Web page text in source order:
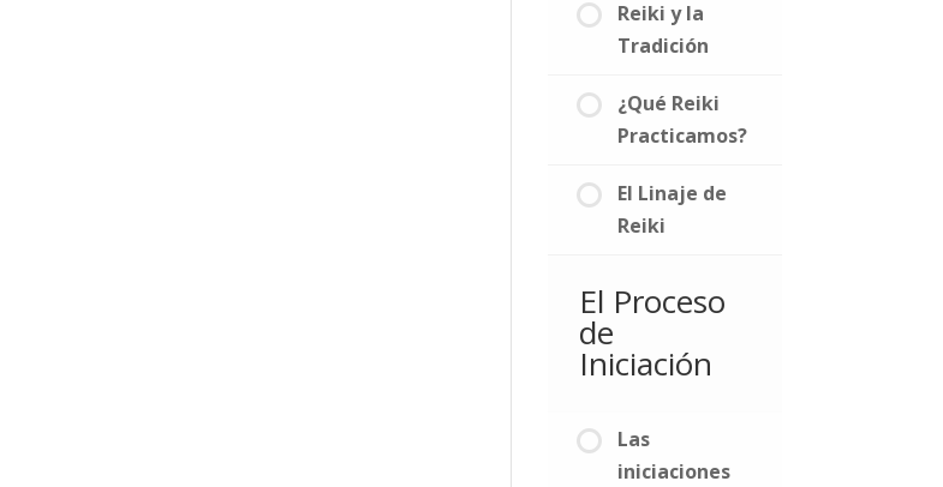
Reiki y la
Tradición
¿Qué Reiki
Practicamos?
El Linaje de
Reiki
El Proceso
de
Iniciación
Las
iniciaciones